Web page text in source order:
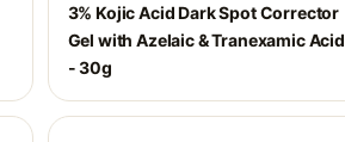
3% Kojic Acid Dark Spot Corrector
Gel with Azelaic & Tranexamic Acid
- 30g